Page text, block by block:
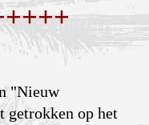
"Nieuw
getrokken op het